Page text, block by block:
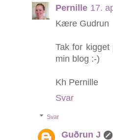
Pernille 17.
Kære Gudrun
Tak for
min blog :-)
Kh Pernille
Svar
Svar
Guðrun J